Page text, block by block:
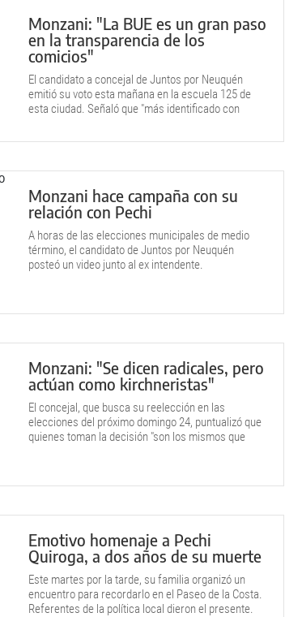
Monzani: "La BUE es un gran paso
en la transparencia de los
comicios"
El candidato a concejal de Juntos por Neuquén
emitió su voto esta mañana en la escuela 125 de
esta ciudad. Señaló que "más identificado con
estuvo en todas las gestiones.
Monzani hace campaña con su
relación con Pechi
A horas de las elecciones municipales de medio
término, el candidato de Juntos por Neuquén
posteó un video junto al ex intendente.
Monzani: "Se dicen radicales, pero
actúan como kirchneristas"
El concejal, que busca su reelección en las
elecciones del próximo domingo 24, puntualizó que
quienes toman la decisión "son los mismos que
Emotivo homenaje a Pechi
Quiroga, a dos años de su muerte
Este martes por la tarde, su familia organizó un
encuentro para recordarlo en el Paseo de la Costa.
Referentes de la política local dieron el presente.